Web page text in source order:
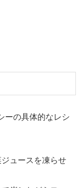
ーの具体的なレシ
ュースを凍らせ